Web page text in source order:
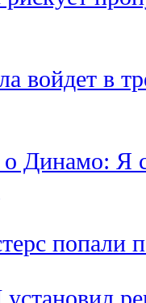
войдет в
Динамо: Я
попали